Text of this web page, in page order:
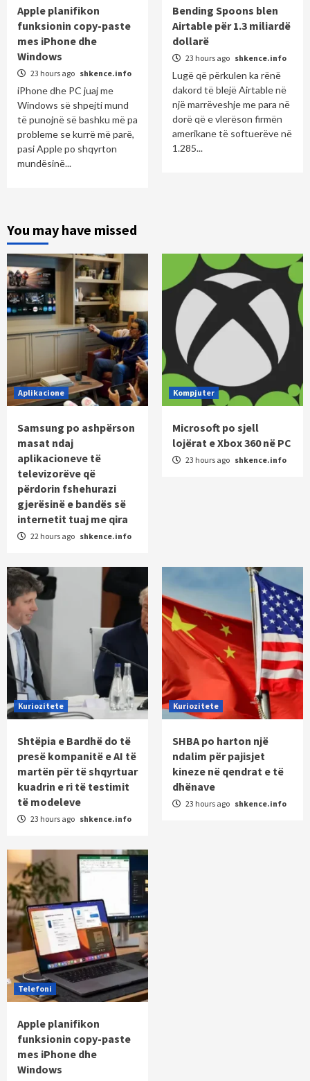
Apple planifikon
funksionin copy-paste
mes iPhone dhe
Windows
23 hours ago shkence.info
iPhone dhe PC juaj me
Windows së shpejti mund
të punojnë së bashku më pa
probleme se kurrë më parë,
pasi Apple po shqyrton
mundësinë...
Bending Spoons blen
Airtable për 1.3 miliardë
dollarë
23 hours ago shkence.info
Lugë që përkulen ka rënë
dakord të blejë Airtable në
një marrëveshje me para në
dorë që e vlerëson firmën
amerikane të softuerëve në
1.285...
You may have missed
Aplikacione
Samsung po ashpërson
masat ndaj
aplikacioneve të
televizorëve që
përdorin fshehurazi
gjerësinë e bandës së
internetit tuaj me qira
22 hours ago shkence.info
Kompjuter
Microsoft po sjell
lojërat e Xbox 360 në PC
23 hours ago shkence.info
Kuriozitete
Shtëpia e Bardhë do të
presë kompanitë e AI të
martën për të shqyrtuar
kuadrin e ri të testimit
të modeleve
23 hours ago shkence.info
Kuriozitete
SHBA po harton një
ndalim për pajisjet
kineze në qendrat e të
dhënave
23 hours ago shkence.info
Telefoni
Apple planifikon
funksionin copy-paste
mes iPhone dhe
Windows